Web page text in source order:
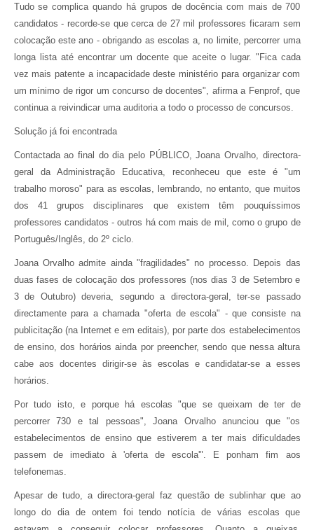
Tudo se complica quando há grupos de docência com mais de 700
candidatos - recorde-se que cerca de 27 mil professores ficaram sem
colocação este ano - obrigando as escolas a, no limite, percorrer uma
longa lista até encontrar um docente que aceite o lugar. "Fica cada
vez mais patente a incapacidade deste ministério para organizar com
um mínimo de rigor um concurso de docentes", afirma a Fenprof, que
continua a reivindicar uma auditoria a todo o processo de concursos.
Solução já foi encontrada
Contactada ao final do dia pelo PÚBLICO, Joana Orvalho, directora-
geral da Administração Educativa, reconheceu que este é "um
trabalho moroso" para as escolas, lembrando, no entanto, que muitos
dos 41 grupos disciplinares que existem têm pouquíssimos
professores candidatos - outros há com mais de mil, como o grupo de
Português/Inglês, do 2º ciclo.
Joana Orvalho admite ainda "fragilidades" no processo. Depois das
duas fases de colocação dos professores (nos dias 3 de Setembro e
3 de Outubro) deveria, segundo a directora-geral, ter-se passado
directamente para a chamada "oferta de escola" - que consiste na
publicitação (na Internet e em editais), por parte dos estabelecimentos
de ensino, dos horários ainda por preencher, sendo que nessa altura
cabe aos docentes dirigir-se às escolas e candidatar-se a esses
horários.
Por tudo isto, e porque há escolas "que se queixam de ter de
percorrer 730 e tal pessoas", Joana Orvalho anunciou que "os
estabelecimentos de ensino que estiverem a ter mais dificuldades
passem de imediato à 'oferta de escola'". E ponham fim aos
telefonemas.
Apesar de tudo, a directora-geral faz questão de sublinhar que ao
longo do dia de ontem foi tendo notícia de várias escolas que